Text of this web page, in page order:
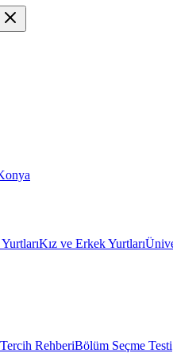
Kız ve Erkek Yurtları
RehberiBölüm Seçme Testi